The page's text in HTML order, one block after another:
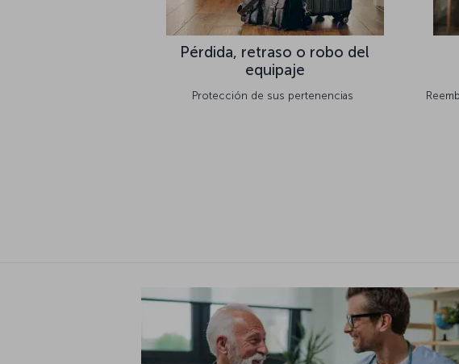
Pérdida, retraso o robo del
equipaje
Protección de sus pertenencias